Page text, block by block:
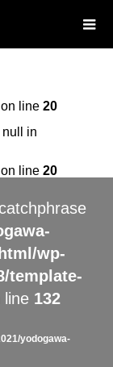
on line 20
null in
on line 20
wp-
template-
132
yodogawa-